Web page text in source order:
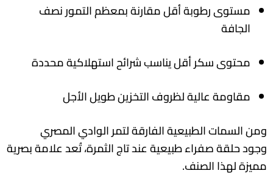
مستوى رطوبة أقل مقارنة بمعظم التمور نصف
الجافة
محتوى سكر أقل يناسب شرائح استهلاكية محددة
مقاومة عالية لظروف التخزين طويل الأجل
ومن السمات الطبيعية الفارقة لتمر الوادي المصري
وجود حلقة صفراء طبيعية عند تاج الثمرة، تُعد علامة بصرية
مميزة لهذا الصنف.